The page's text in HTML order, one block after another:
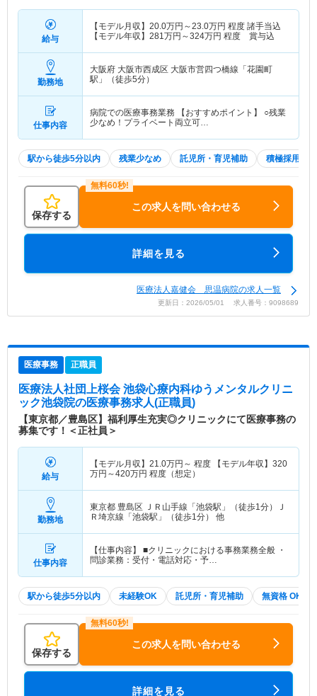
給与
【モデル月収】 20.0万円～23.0万円 程度 諸手当込
【モデル年収】 281万円～324万円 程度 賞与込
勤務地
大阪府 大阪市西成区 大阪市営四つ橋線「花園町
駅」（徒歩5分）
仕事内容
病院での医療事務業務 【おすすめポイント】 ○残業
少なめ！プライベート両立可…
駅から徒歩5分以内 残業少なめ 託児所・育児補助 積極採用中
保存する
この求人を問い合わせる
詳細を見る
医療法人嘉健会 思温病院の求人一覧
更新日：2026/05/01 求人番号：9098689
医療事務 正職員
医療法人社団上桜会 池袋心療内科ゆうメンタルクリニ
ック池袋院の医療事務求人(正職員)
【東京都／豊島区】福利厚生充実◎クリニックにて医療事務の
募集です！＜正社員＞
給与
【モデル月収】 21.0万円～ 程度 【モデル年収】 320
万円～420万円 程度（想定）
勤務地
東京都 豊島区 ＪＲ山手線「池袋駅」（徒歩1分）Ｊ
Ｒ埼京線「池袋駅」（徒歩1分） 他
仕事内容
【仕事内容】 ■クリニックにおける事務業務全般 ・
問診業務：受付・電話対応・予…
駅から徒歩5分以内 未経験OK 託児所・育児補助 無資格 OK
保存する
この求人を問い合わせる
詳細を見る